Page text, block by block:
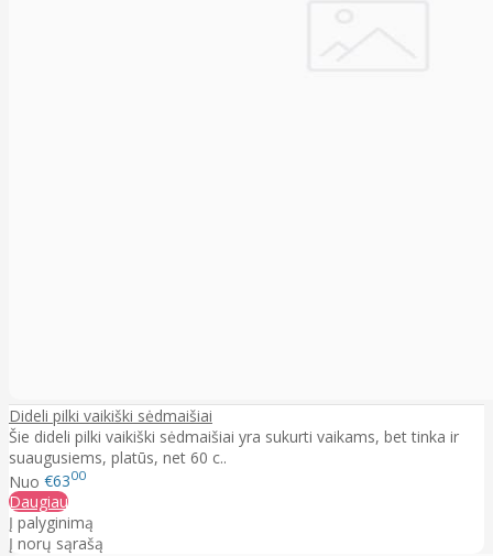
Dideli pilki vaikiški sėdmaišiai
Šie dideli pilki vaikiški sėdmaišiai yra sukurti vaikams, bet tinka ir
suaugusiems, platūs, net 60 c..
Nuo €6300
Daugiau
Į palyginimą
Į norų sąrašą